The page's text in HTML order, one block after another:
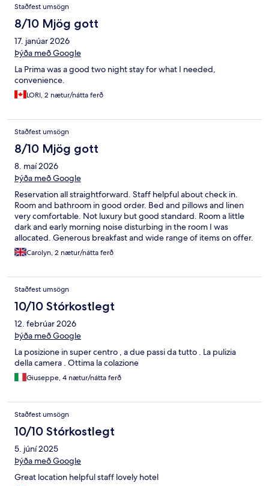
Staðfest umsögn
8/10 Mjög gott
17. janúar 2026
Þýða með Google
La Prima was a good two night stay for what I needed,
convenience.
LORI, 2 nætur/nátta ferð
Staðfest umsögn
8/10 Mjög gott
8. maí 2026
Þýða með Google
Reservation all straightforward. Staff helpful about check in.
Room and bathroom in good order. Bed and pillows and linen
very comfortable. Not luxury but good standard. Room a little
dark and early morning noise disturbing in the room I was
allocated. Generous breakfast and wide range of items on offer.
Building and communal areas rather tired, doesn’t make a great
first impression. Good value, location fantastic.
Carolyn, 2 nætur/nátta ferð
Staðfest umsögn
10/10 Stórkostlegt
12. febrúar 2026
Þýða með Google
La posizione in super centro , a due passi da tutto . La pulizia
della camera . Ottima la colazione
Giuseppe, 4 nætur/nátta ferð
Staðfest umsögn
10/10 Stórkostlegt
5. júní 2025
Þýða með Google
Great location helpful staff lovely hotel